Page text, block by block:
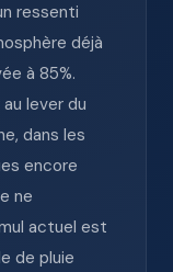
ressenti
déjà
à 85%.
lever du
dans les
encore
ne
actuel est
de pluie